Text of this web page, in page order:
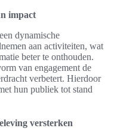
impact
dynamische
aan activiteiten, wat
beter te onthouden.
van engagement de
verbetert. Hierdoor
hun publiek tot stand
versterken